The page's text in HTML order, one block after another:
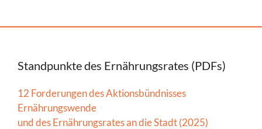
Standpunkte des Ernährungsrates (PDFs)
12 Forderungen des Aktionsbündnisses
Ernährungswende
und des Ernährungsrates an die Stadt (2025)